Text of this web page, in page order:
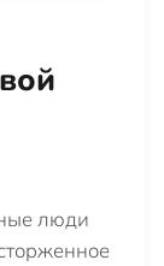
люди